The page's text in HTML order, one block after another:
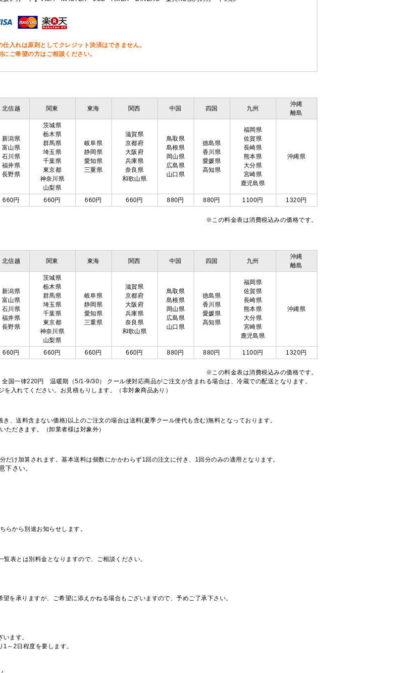
仕入れは原則としてクレジット決済はできません。
にご希望の方はご相談ください。
北信越 関東 東海 関西 中国 四国 九州
沖縄
離島
新潟県
富山県
石川県
福井県
長野県
茨城県
栃木県
群馬県
埼玉県
千葉県
東京都
神奈川県
山梨県
岐阜県
静岡県
愛知県
三重県
滋賀県
京都府
大阪府
兵庫県
奈良県
和歌山県
鳥取県
島根県
岡山県
広島県
山口県
徳島県
香川県
愛媛県
高知県
福岡県
佐賀県
長崎県
熊本県
大分県
宮崎県
鹿児島県
沖縄県
660円 660円 660円 660円 880円 880円 1100円 1320円
※この料金表は消費税込みの価格です。
北信越 関東 東海 関西 中国 四国 九州
沖縄
離島
新潟県
富山県
石川県
福井県
長野県
茨城県
栃木県
群馬県
埼玉県
千葉県
東京都
神奈川県
山梨県
岐阜県
静岡県
愛知県
三重県
滋賀県
京都府
大阪府
兵庫県
奈良県
和歌山県
鳥取県
島根県
岡山県
広島県
山口県
徳島県
香川県
愛媛県
高知県
福岡県
佐賀県
長崎県
熊本県
大分県
宮崎県
鹿児島県
沖縄県
660円 660円 660円 660円 880円 880円 1100円 1320円
※この料金表は消費税込みの価格です。
国一律220円 温暖期（5/1-9/30） クール便対応商品がご注文が含まれる場合は、冷蔵での配送となります。
入れてください。お見積もりします。（非対象商品あり）
、送料含まない価格)以上のご注文の場合は送料(夏季クール便代も含む)無料となっております。
ただきます。（卸業者様は対象外）
だけ加算されます。基本送料は個数にかかわらず1回の注文に付き、1回分のみの適用となります。
下さい。
らから別途お知らせします。
表とは別料金となりますので、ご相談ください。
を承りますが、ご希望に添えかねる場合もございますので、予めご了承下さい。
ます。
～2日程度を要します。